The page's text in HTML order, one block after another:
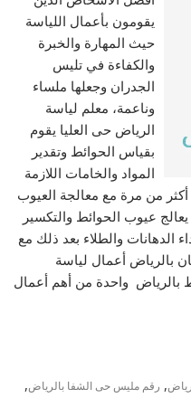
يقومون بأعمال اللياسة
حيث المهارة والخبرة
والكفاءة في تليس
الجدران وجعلها ملساء
وناعمة، معلم لياسة
الرياض حى العليا يقوم
بقياس الحوائط وتقدير
المواد والخامات اللازمة
أكثر من مرة مع معالجة العيوب
عيوب الحوائط والتكسير
الدهانات والطلاء بعد ذلك مع
بالرياض أعمال لياسة
بالرياض واحدة من أهم أعمال
, رقم مليس حى الشفا بالرياض,